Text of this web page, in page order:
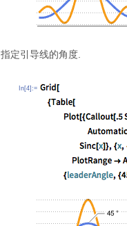
指定引导线的角度.
In[4]:=